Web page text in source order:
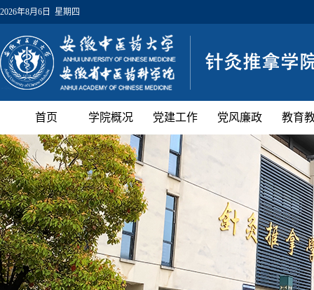
2026年8月6日 星期四
首页 学院概况 党建工作 党风廉政 教育